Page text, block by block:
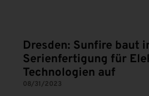
Dresden: Sunfire baut
Serienfertigung für
Technologien auf
08/31/2023